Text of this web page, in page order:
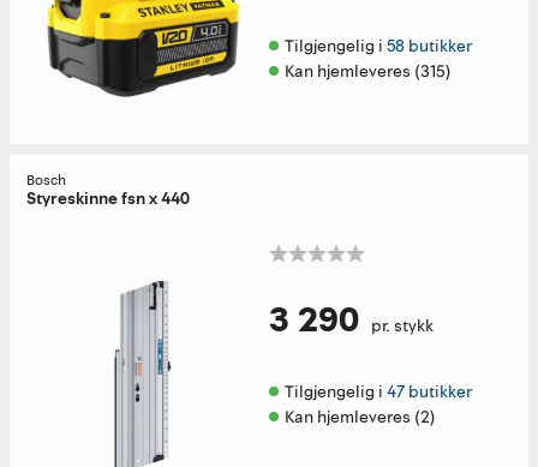
Tilgjengelig i 58 butikker
Kan hjemleveres (315)
Bosch
Styreskinne fsn x 440
3 290 pr. stykk
Tilgjengelig i 47 butikker
Kan hjemleveres (2)